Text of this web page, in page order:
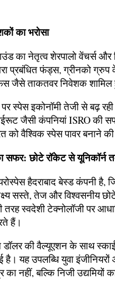
का भरोसा
का नेतृत्व शेरपालो वेंचर्स
प्रबंधित फंड्स, ग्रीनको
जैसे ताकतवर निवेशक शामिल
स्पेस इकोनॉमी तेजी से बढ़
जैसी कंपनियां ISRO की
को वैश्विक स्पेस पावर बनाने
सफर: छोटे रॉकेट से यूनिकॉर्न
हैदराबाद बेस्ड कंपनी है,
सस्ते, तेज और विश्वसनीय
तरह स्वदेशी टेक्नोलॉजी पर
हैं।
डॉलर की वैल्यूएशन के साथ
है। यह उपलब्धि युवा
का नहीं, बल्कि निजी उद्यमियों